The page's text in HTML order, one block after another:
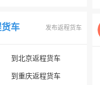
车 发布返程货车
到北京返程货车
到重庆返程货车